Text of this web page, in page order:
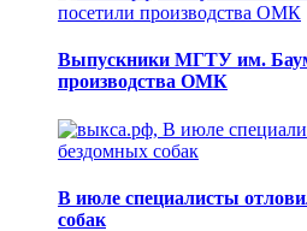
Выпускники МГТУ им.
производства ОМК
В июле специалисты
собак